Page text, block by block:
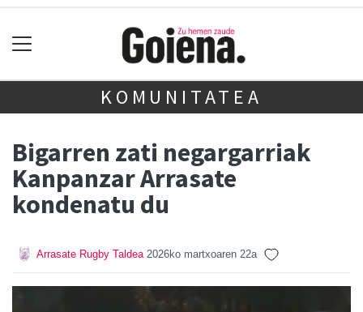
KOMUNITATEA
Bigarren zati negargarriak
Kanpanzar Arrasate
kondenatu du
Arrasate Rugby Taldea 2026ko martxoaren 22a